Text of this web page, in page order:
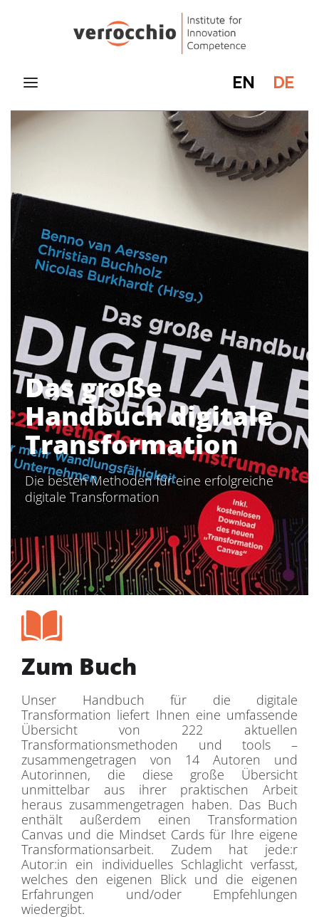
EN DE
Das große
Handbuch digitale
Transformation
Die besten Methoden für eine erfolgreiche
digitale Transformation
Zum Buch
Unser Handbuch für die digitale
Transformation liefert Ihnen eine umfassende
Übersicht von 222 aktuellen
Transformationsmethoden und tools –
zusammengetragen von 14 Autoren und
Autorinnen, die diese große Übersicht
unmittelbar aus ihrer praktischen Arbeit
heraus zusammengetragen haben. Das Buch
enthält außerdem einen Transformation
Canvas und die Mindset Cards für Ihre eigene
Transformationsarbeit. Zudem hat jede:r
Autor:in ein individuelles Schlaglicht verfasst,
welches den eigenen Blick und die eigenen
Erfahrungen und/oder Empfehlungen
wiedergibt.